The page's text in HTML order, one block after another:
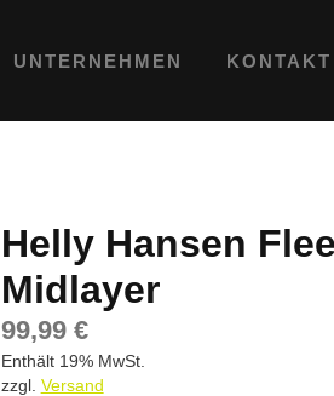
UNTERNEHMEN KONTAKT
Helly Hansen
Midlayer
99,99 €
Enthält 19% MwSt.
zzgl. Versand